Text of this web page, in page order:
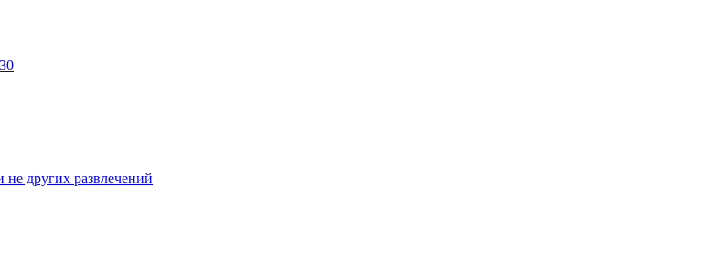
других развлечений